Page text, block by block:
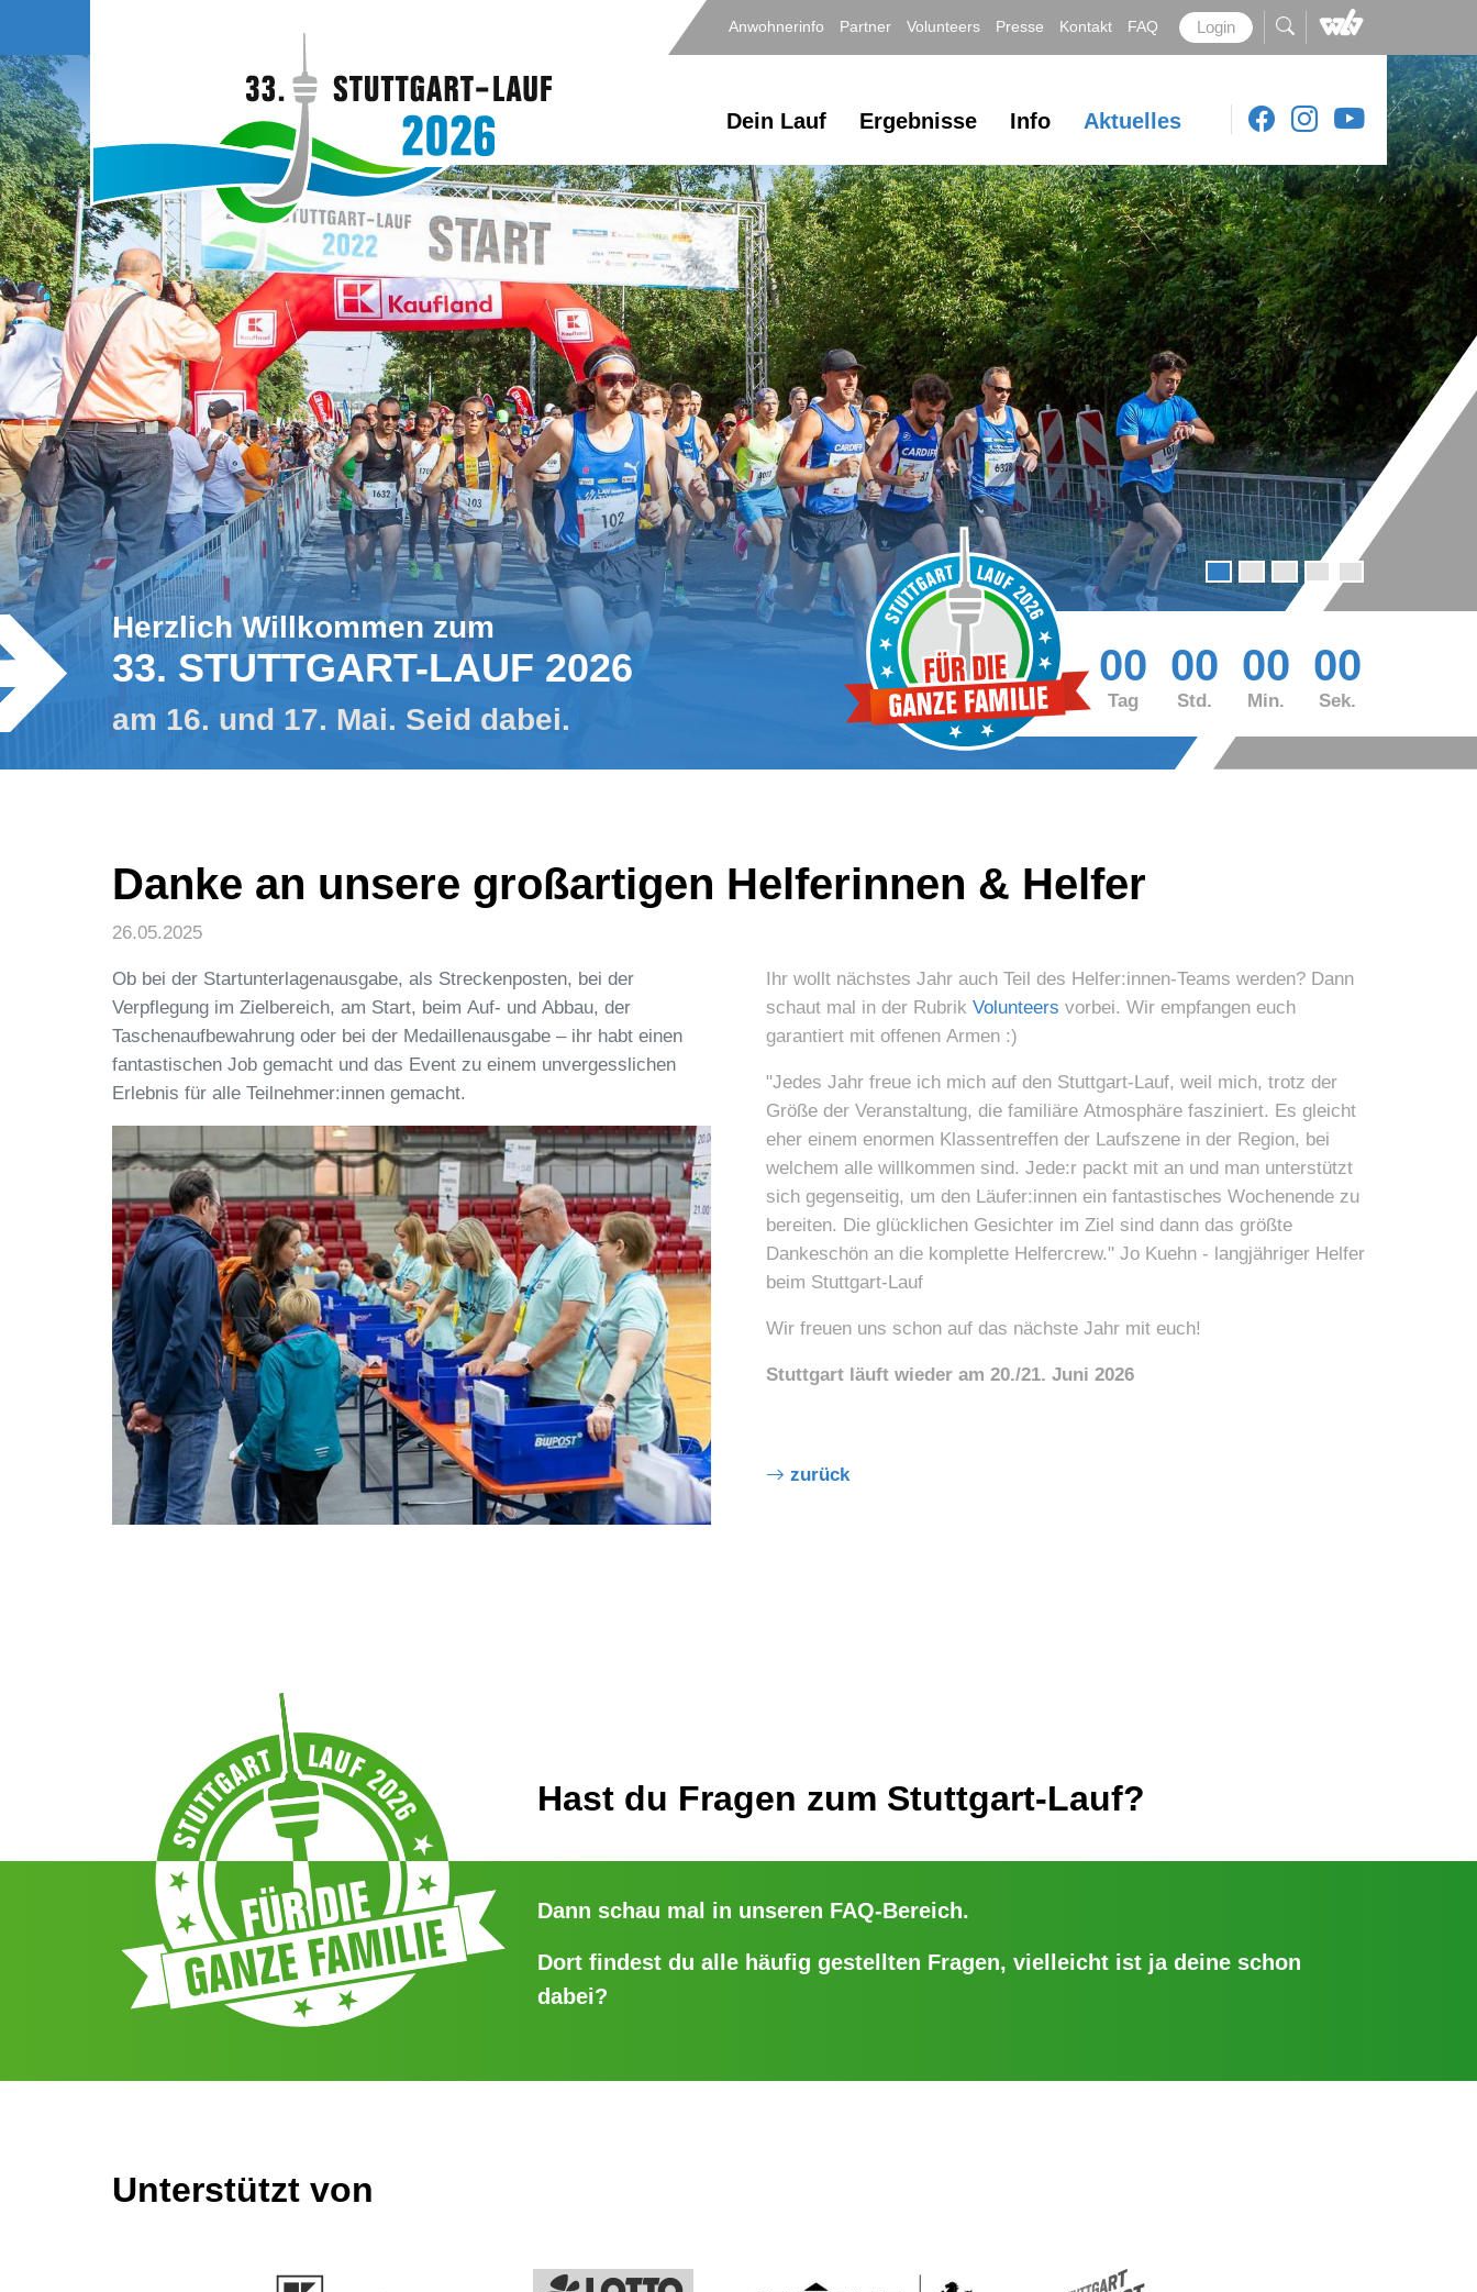
Anwohnerinfo Partner Volunteers Presse Kontakt FAQ Login
Dein Lauf Ergebnisse Info Aktuelles
Herzlich Willkommen zum
33. STUTTGART-LAUF 2026
am 16. und 17. Mai. Seid dabei.
00
Tag
00
Std.
00
Min.
00
Sek.
Danke an unsere großartigen Helferinnen & Helfer
26.05.2025
Ob bei der Startunterlagenausgabe, als Streckenposten, bei der
Verpflegung im Zielbereich, am Start, beim Auf- und Abbau, der
Taschenaufbewahrung oder bei der Medaillenausgabe – ihr habt einen
fantastischen Job gemacht und das Event zu einem unvergesslichen
Erlebnis für alle Teilnehmer:innen gemacht.
Ihr wollt nächstes Jahr auch Teil des Helfer:innen-Teams werden? Dann
schaut mal in der Rubrik Volunteers vorbei. Wir empfangen euch
garantiert mit offenen Armen :)
"Jedes Jahr freue ich mich auf den Stuttgart-Lauf, weil mich, trotz der
Größe der Veranstaltung, die familiäre Atmosphäre fasziniert. Es gleicht
eher einem enormen Klassentreffen der Laufszene in der Region, bei
welchem alle willkommen sind. Jede:r packt mit an und man unterstützt
sich gegenseitig, um den Läufer:innen ein fantastisches Wochenende zu
bereiten. Die glücklichen Gesichter im Ziel sind dann das größte
Dankeschön an die komplette Helfercrew." Jo Kuehn - langjähriger Helfer
beim Stuttgart-Lauf
Wir freuen uns schon auf das nächste Jahr mit euch!
Stuttgart läuft wieder am 20./21. Juni 2026
zurück
Hast du Fragen zum Stuttgart-Lauf?
Dann schau mal in unseren FAQ-Bereich.
Dort findest du alle häufig gestellten Fragen, vielleicht ist ja deine schon
dabei?
Unterstützt von